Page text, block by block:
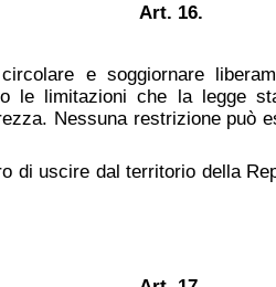
Art. 16.
e soggiornare
le limitazioni che la legge
Nessuna restrizione può
di uscire dal territorio della